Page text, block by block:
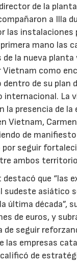
de la
a Illa
las instalaciones
mano las
la nueva planta
Vietnam como
de su plan
internacional. La
la presencia de la
Vietnam,
de
seguir
ambos
destacó que “las
sudeste asiático
última década”,
de euros, y
de seguir
las empresas
de